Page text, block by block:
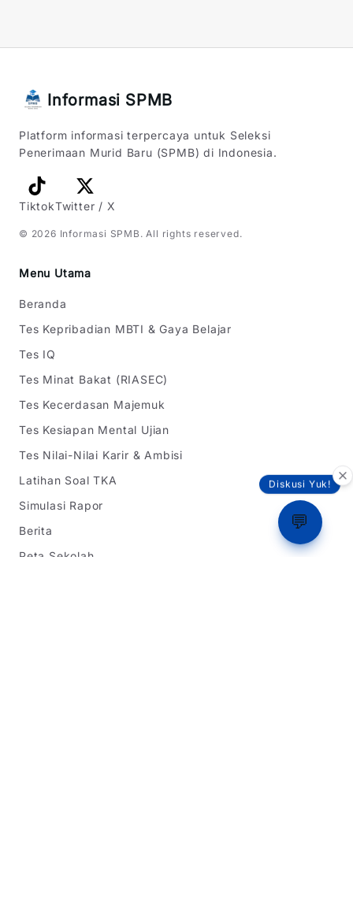
Diskusi Yuk!
💬
Informasi SPMB
Platform informasi terpercaya untuk Seleksi
Penerimaan Murid Baru (SPMB) di Indonesia.
TiktokTwitter / X
© 2026 Informasi SPMB . All rights reserved.
Menu Utama
Beranda
Tes Kepribadian MBTI & Gaya Belajar
Tes IQ
Tes Minat Bakat (RIASEC)
Tes Kecerdasan Majemuk
Tes Kesiapan Mental Ujian
Tes Nilai-Nilai Karir & Ambisi
Latihan Soal TKA
Simulasi Rapor
Berita
Peta Sekolah